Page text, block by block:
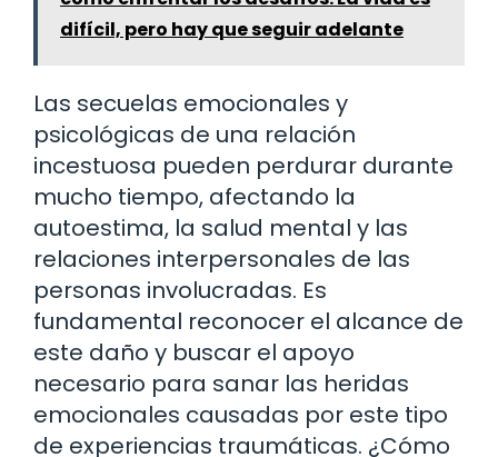
difícil, pero hay que seguir adelante
Las secuelas emocionales y
psicológicas de una relación
incestuosa pueden perdurar durante
mucho tiempo, afectando la
autoestima, la salud mental y las
relaciones interpersonales de las
personas involucradas. Es
fundamental reconocer el alcance de
este daño y buscar el apoyo
necesario para sanar las heridas
emocionales causadas por este tipo
de experiencias traumáticas. ¿Cómo